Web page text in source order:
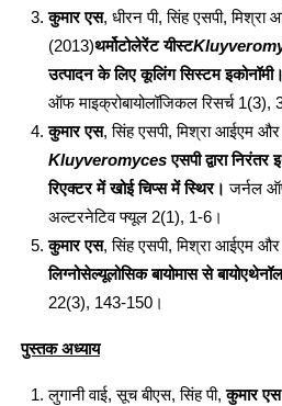
कुमार एस, धीरन पी, सिंह एसपी,
(2013)थर्मोटोलेरेंट यीस्ट
उत्पादन के लिए कूलिंग सिस्टम
ऑफ माइक्रोबायोलॉजिकल रिसर्च 1(3),
कुमार एस, सिंह एसपी, मिश्रा आईएम
Kluyveromycesएसपी द्वारा
रिएक्टर में खोई चिप्स में स्थिर।जर्नल
अल्टरनेटिव फ्यूल 2(1), 1-6।
कुमार एस, सिंह एसपी, मिश्रा आईएम
लिग्नोसेल्यूलोसिक बायोमास से
22(3), 143-150।
पुस्तक अध्याय
लुगानी वाई, सूच बीएस, सिंह पी,कुमार एस